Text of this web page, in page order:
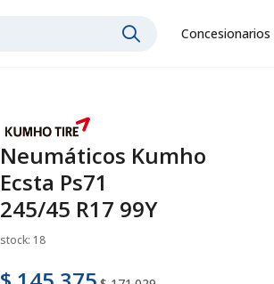
Concesionarios
Neumáticos Kumho
Ecsta Ps71
245/45 R17 99Y
stock: 18